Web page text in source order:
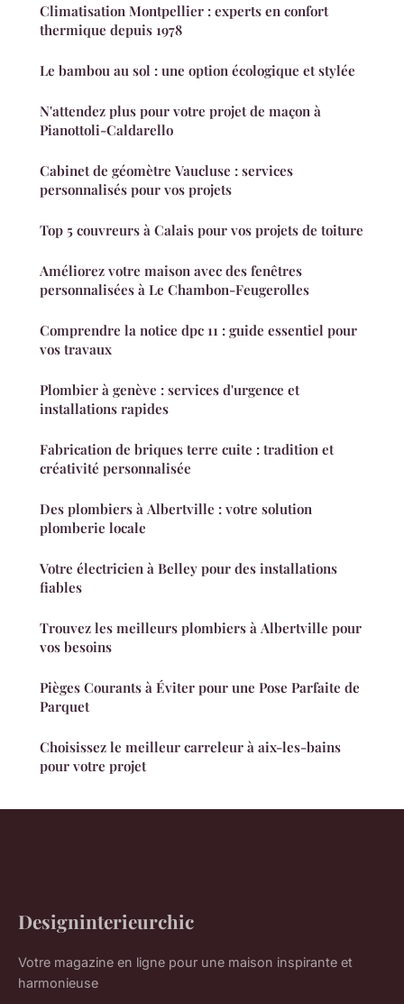
Climatisation Montpellier : experts en confort
thermique depuis 1978
Le bambou au sol : une option écologique et stylée
N'attendez plus pour votre projet de maçon à
Pianottoli-Caldarello
Cabinet de géomètre Vaucluse : services
personnalisés pour vos projets
Top 5 couvreurs à Calais pour vos projets de toiture
Améliorez votre maison avec des fenêtres
personnalisées à Le Chambon-Feugerolles
Comprendre la notice dpc 11 : guide essentiel pour
vos travaux
Plombier à genève : services d'urgence et
installations rapides
Fabrication de briques terre cuite : tradition et
créativité personnalisée
Des plombiers à Albertville : votre solution
plomberie locale
Votre électricien à Belley pour des installations
fiables
Trouvez les meilleurs plombiers à Albertville pour
vos besoins
Pièges Courants à Éviter pour une Pose Parfaite de
Parquet
Choisissez le meilleur carreleur à aix-les-bains
pour votre projet
Designinterieurchic
Votre magazine en ligne pour une maison inspirante et
harmonieuse